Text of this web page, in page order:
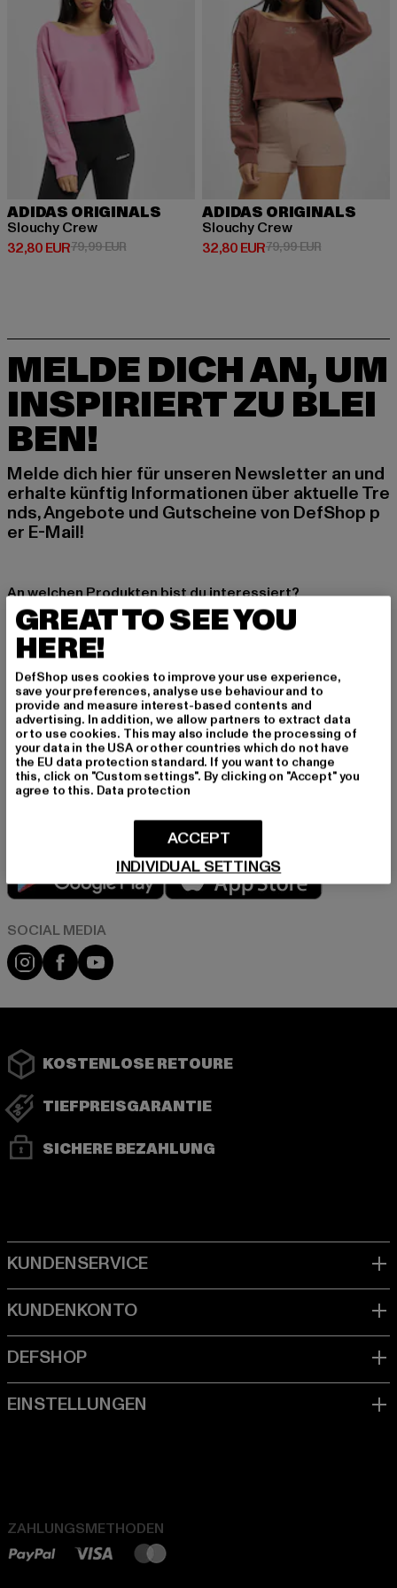
ADIDAS ORIGINALS
Slouchy Crew
32,80 EUR
Derzeitiger Preis: 32,80 EUR
79,99 EURAktionspreis: 79,99 EUR
ADIDAS ORIGINALS
Slouchy Crew
32,80 EUR
Derzeitiger Preis: 32,80 EUR
79,99 EURAktionspreis:
MELDE DICH AN, UM
INSPIRIERT ZU BLEI
BEN!
Melde dich hier für unseren Newsletter an und
erhalte künftig Informationen über aktuelle Tre
nds, Angebote und Gutscheine von DefShop p
er E-Mail!
An welchen Produkten bist du interessiert?
MÄNNER
FRAUEN
E-MAIL
ANMELDEN
Informationen dazu, wie DefShop mit Deinen Daten umgeht, findest Du
in unserer Datenschutzerklärung. Du kannst Dich jederzeit kostenfei
abmelden.Datenschutzerklärung lesen.
Play market
Instagram
FacebookYouTube
KOSTENLOSE RETOURE
TIEFPREISGARANTIE
SICHERE BEZAHLUNG
ZAHLUNGSMETHODEN
GREAT TO SEE YOU
HERE!
DefShop uses cookies to improve your use experience,
save your preferences, analyse use behaviour and to
provide and measure interest-based contents and
advertising. In addition, we allow partners to extract data
or to use cookies. This may also include the processing of
your data in the USA or other countries which do not have
the EU data protection standard. If you want to change
this, click on "Custom settings". By clicking on "Accept" you
agree to this. Data protection
INDIVIDUAL SETTINGS
ACCEPT